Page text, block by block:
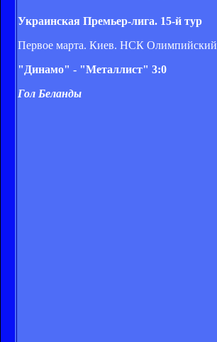
Украинская Премьер-лига. 15-й тур
Первое марта. Киев. НСК Олимпийский
"Динамо" - "Металлист" 3:0
Гол Беланды